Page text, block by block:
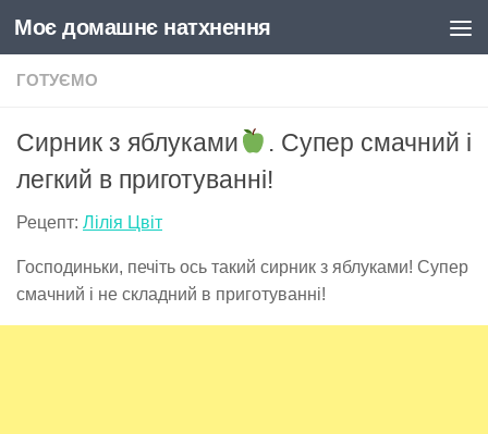
Skip to content
Моє домашнє натхнення
ГОТУЄМО
Сирник з яблуками
. Супер смачний і
легкий в приготуванні!
Рецепт: Лілія Цвіт
Господиньки, печіть ось такий сирник з яблуками! Супер
смачний і не складний в приготуванні!